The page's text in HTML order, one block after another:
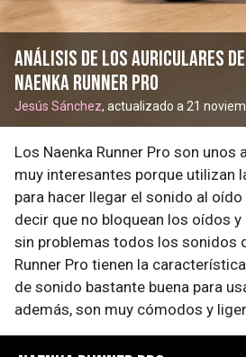
Análisis de los auriculares
Naenka Runner Pro
Jesús Sánchez, actualizado a 21
Los Naenka Runner Pro son unos
muy interesantes porque utilizan
para hacer llegar el sonido al
decir que no bloquean los oídos
sin problemas todos los sonidos
Runner Pro tienen la
de sonido bastante buena para
además, son muy cómodos y